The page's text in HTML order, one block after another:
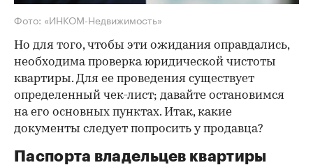
Фото: «ИНКОМ-Недвижимость»
Но для того, чтобы эти ожидания оправдались,
необходима проверка юридической чистоты
квартиры. Для ее проведения существует
определенный чек-лист; давайте остановимся
на его основных пунктах. Итак, какие
документы следует попросить у продавца?
Паспорта владельцев квартиры